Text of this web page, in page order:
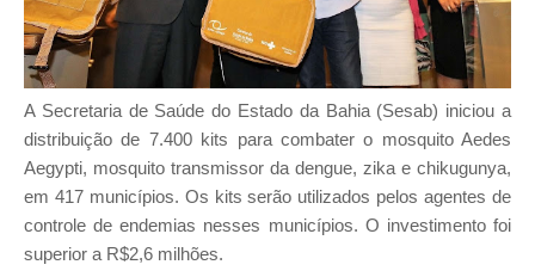
A Secretaria de Saúde do Estado da Bahia (Sesab) iniciou a
distribuição de 7.400 kits para combater o mosquito Aedes
Aegypti, mosquito transmissor da dengue, zika e chikugunya,
em 417 municípios. Os kits serão utilizados pelos agentes de
controle de endemias nesses municípios. O investimento foi
superior a R$2,6 milhões.